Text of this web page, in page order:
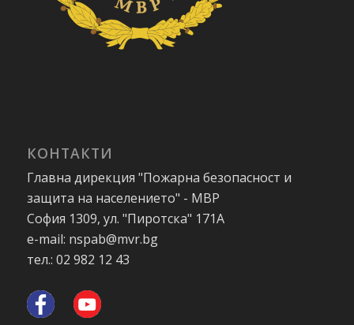
КОНТАКТИ
Главна дирекция "Пожарна безопасност и
защита на населението" - МВР
София 1309, ул. "Пиротска" 171А
e-mail: nspab@mvr.bg
тел.: 02 982 12 43